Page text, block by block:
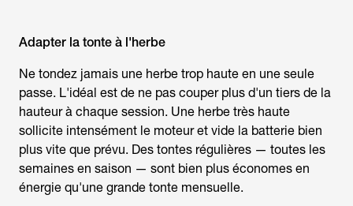
Adapter la tonte à l'herbe
Ne tondez jamais une herbe trop haute en une seule
passe. L'idéal est de ne pas couper plus d'un tiers de la
hauteur à chaque session. Une herbe très haute
sollicite intensément le moteur et vide la batterie bien
plus vite que prévu. Des tontes régulières — toutes les
semaines en saison — sont bien plus économes en
énergie qu'une grande tonte mensuelle.